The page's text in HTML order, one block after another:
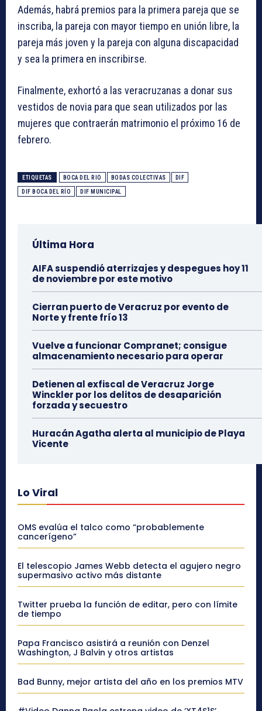
Además, habrá premios para la primera pareja que se
inscriba, la pareja con mayor tiempo en unión libre, la
pareja más joven y la pareja con alguna discapacidad
y sea la primera en inscribirse.
Finalmente, exhortó a las veracruzanas a donar sus
vestidos de novia para que sean utilizados por las
mujeres que contraerán matrimonio el próximo 16 de
febrero.
ETIQUETAS BOCA DEL RIO BODAS COLECTIVAS DIF
DIF BOCA DEL RÍO DIF MUNICIPAL
Última Hora
AIFA suspendió aterrizajes y despegues hoy 11
de noviembre por este motivo
Cierran puerto de Veracruz por evento de
Norte y frente frío 13
Vuelve a funcionar Compranet; consigue
almacenamiento necesario para operar
Detienen al exfiscal de Veracruz Jorge
Winckler por los delitos de desaparición
forzada y secuestro
Huracán Agatha alerta al municipio de Playa
Vicente
Lo Viral
OMS evalúa el talco como “probablemente
cancerígeno”
El telescopio James Webb detecta el agujero negro
supermasivo activo más distante
Twitter prueba la función de editar, pero con límite
de tiempo
Papa Francisco asistirá a reunión con Denzel
Washington, J Balvin y otros artistas
Bad Bunny, mejor artista del año en los premios MTV